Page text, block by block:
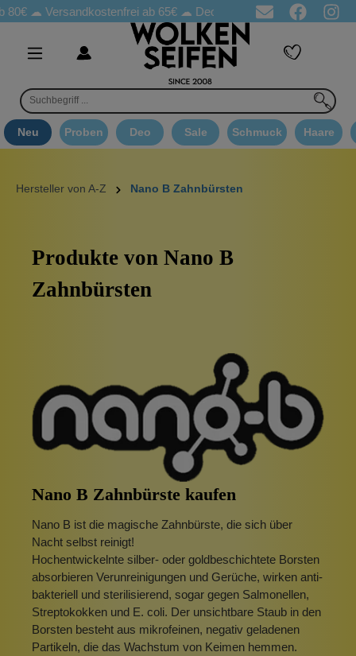
☁ Versandkostenfrei ab 65€☁ Deo Proben in jeder Bestellung
Neu Proben Deo Sale Schmuck Haare
Hersteller von A-Z Nano B Zahnbürsten
Produkte von Nano B
Zahnbürsten
Nano B Zahnbürste kaufen
Nano B ist die magische Zahnbürste, die sich über
Nacht selbst reinigt!
Hochentwickelnte silber- oder goldbeschichtete Borsten
absorbieren Verunreinigungen und Gerüche, wirken anti-
bakteriell und sterilisierend, sogar gegen Salmonellen,
Streptokokken und E. coli. Der unsichtbare Staub in den
Borsten besteht aus mikrofeinen, negativ geladenen
Partikeln, die das Wachstum von Keimen hemmen.